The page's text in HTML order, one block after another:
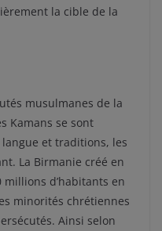
la cible de la
musulmanes de la
Kamans se sont
et traditions, les
La Birmanie créé en
d’habitants en
minorités chrétiennes
Ainsi selon